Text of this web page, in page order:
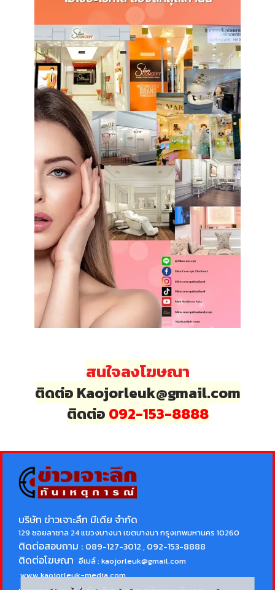
สนใจลงโฆษณา
ติดต่อ Kaojorleuk@gmail.com
ติดต่อ 092-153-8888
บริษัท ข่าวเจาะลึก มีเดีย จำกัด
129 ซอยลาซาล 24 แขวงบางนา เขตบางนา กรุงเทพมหานคร 10260
ติดต่อสอบถาม : 089-127-3012 , 092-153-8888
ติดต่อโฆษณา อีเมล์ :kaojorleuk@gmail.com
www.kaojorleuk-media.com